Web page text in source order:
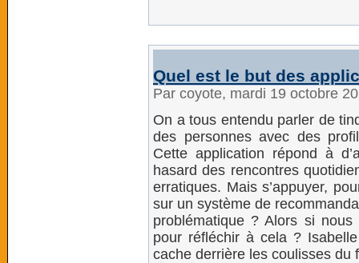
Quel est le but des
Par coyote, mardi 19 octobre
On a tous entendu parler de
des personnes avec des
Cette application répond à
hasard des rencontres
erratiques. Mais s’appuyer,
sur un système de
problématique ? Alors si
pour réfléchir à cela ?
cache derrière les coulisses du